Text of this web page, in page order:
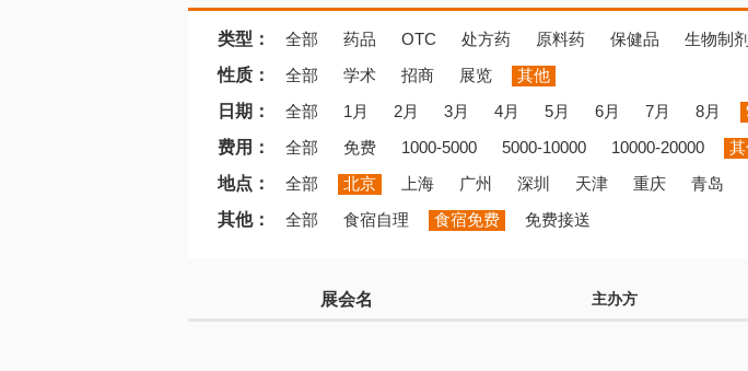
类型： 全部 药品 OTC 处方药 原料药 保健品 生物制剂
性质：
全部 学术 招商 展览
其他
日期：
全部 1月 2月 3月 4月 5月 6月 7月 8月
费用：
全部 免费 1000-5000 5000-10000 10000-20000
地点：
全部 北京 上海 广州 深圳 天津 重庆 青岛
其他：
全部 食宿自理 食宿免费 免费接送
展会名 主办方